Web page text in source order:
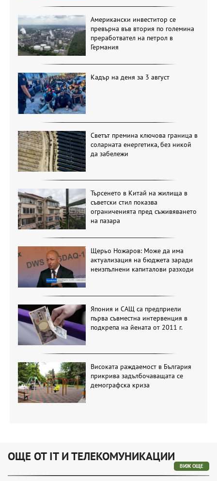
Американски инвеститор се
превърна във втория по големина
преработвател на петрол в
Германия
Кадър на деня за 3 август
Светът премина ключова граница в
соларната енергетика, без никой
да забележи
Търсенето в Китай на жилища в
съветски стил показва
ограниченията пред съживяването
на пазара
Щерьо Ножаров: Може да има
актуализация на бюджета заради
неизпълнени капиталови разходи
Япония и САЩ са предприели
първа съвместна интервенция в
подкрепа на йената от 2011 г.
Високата раждаемост в България
прикрива задълбочаващата се
демографска криза
ОЩЕ ОТ IT И ТЕЛЕКОМУНИКАЦИИ
ВИЖ ОЩЕ